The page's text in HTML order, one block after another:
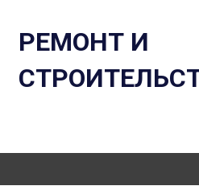
РЕМОНТ И